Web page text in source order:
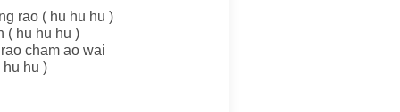
rao ( hu hu hu )
( hu hu hu )
cham ao wai
hu hu )